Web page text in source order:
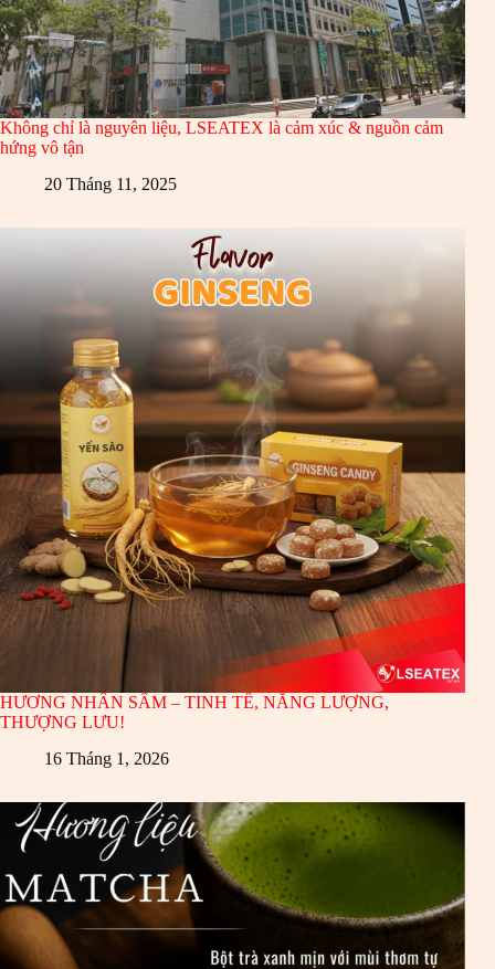
Không chỉ là nguyên liệu, LSEATEX là cảm xúc & nguồn cảm
hứng vô tận
20 Tháng 11, 2025
HƯƠNG NHÂN SÂM – TINH TẾ, NĂNG LƯỢNG,
THƯỢNG LƯU!
16 Tháng 1, 2026